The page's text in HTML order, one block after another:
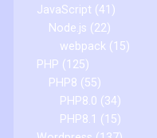
JavaScript (41)
Node.js (22)
webpack (15)
PHP (125)
PHP8 (55)
PHP8.0 (34)
PHP8.1 (15)